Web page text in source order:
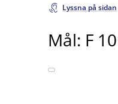
Lyssna på sidan
Mål: F